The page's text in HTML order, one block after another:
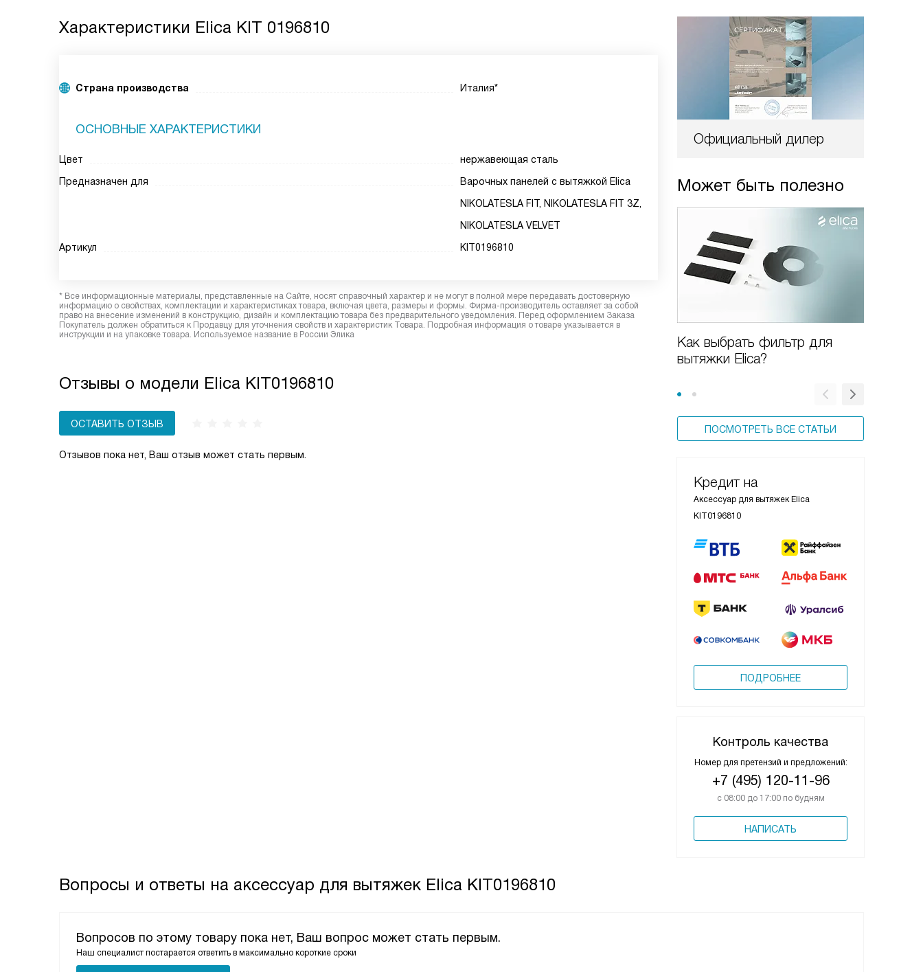
Официальный дилер
Может быть полезно
Как выбрать фильтр для
вытяжки Elica?
ПОСМОТРЕТЬ ВСЕ СТАТЬИ
Кредит на
Аксессуар для вытяжек Elica
KIT0196810
ПОДРОБНЕЕ
Контроль качества
Номер для претензий и предложений:
+7 (495) 120-11-96
с 08:00 до 17:00 по будням
НАПИСАТЬ
Характеристики Elica KIT 0196810
Страна производства Италия*
ОСНОВНЫЕ ХАРАКТЕРИСТИКИ
Цвет
нержавеющая сталь
Предназначен для
Варочных панелей с вытяжкой Elica
NIKOLATESLA FIT, NIKOLATESLA FIT 3Z,
NIKOLATESLA VELVET
Артикул
KIT0196810
* Все информационные материалы, представленные на Сайте, носят справочный характер и не могут в полной мере передавать достоверную
информацию о свойствах, комплектации и характеристиках товара, включая цвета, размеры и формы. Фирма-производитель оставляет за собой
право на внесение изменений в конструкцию, дизайн и комплектацию товара без предварительного уведомления. Перед оформлением Заказа
Покупатель должен обратиться к Продавцу для уточнения свойств и характеристик Товара. Подробная информация о товаре указывается в
инструкции и на упаковке товара. Используемое название в России Элика
Отзывы о модели Elica KIT0196810
ОСТАВИТЬ ОТЗЫВ
Отзывов пока нет, Ваш отзыв может стать первым.
Вопросы и ответы на аксессуар для вытяжек Elica KIT0196810
Вопросов по этому товару пока нет, Ваш вопрос может стать первым.
Наш специалист постарается ответить в максимально короткие сроки